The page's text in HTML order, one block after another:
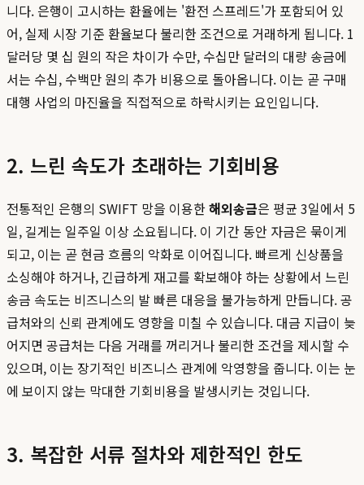
니다. 은행이 고시하는 환율에는 '환전 스프레드'가 포함되어 있
어, 실제 시장 기준 환율보다 불리한 조건으로 거래하게 됩니다. 1
달러당 몇 십 원의 작은 차이가 수만, 수십만 달러의 대량 송금에
서는 수십, 수백만 원의 추가 비용으로 돌아옵니다. 이는 곧 구매
대행 사업의 마진율을 직접적으로 하락시키는 요인입니다.
2. 느린 속도가 초래하는 기회비용
전통적인 은행의 SWIFT 망을 이용한해외송금은 평균 3일에서 5
일, 길게는 일주일 이상 소요됩니다. 이 기간 동안 자금은 묶이게
되고, 이는 곧 현금 흐름의 악화로 이어집니다. 빠르게 신상품을
소싱해야 하거나, 긴급하게 재고를 확보해야 하는 상황에서 느린
송금 속도는 비즈니스의 발 빠른 대응을 불가능하게 만듭니다. 공
급처와의 신뢰 관계에도 영향을 미칠 수 있습니다. 대금 지급이 늦
어지면 공급처는 다음 거래를 꺼리거나 불리한 조건을 제시할 수
있으며, 이는 장기적인 비즈니스 관계에 악영향을 줍니다. 이는 눈
에 보이지 않는 막대한 기회비용을 발생시키는 것입니다.
3. 복잡한 서류 절차와 제한적인 한도